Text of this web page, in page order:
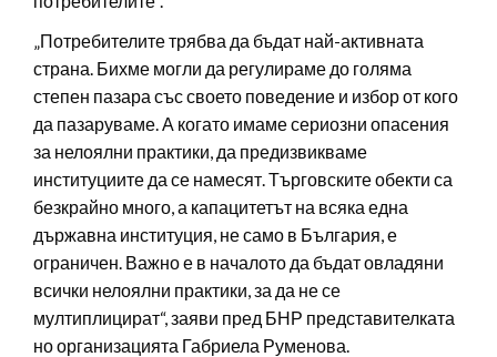
„Потребителите трябва да бъдат най-активната
страна. Бихме могли да регулираме до голяма
степен пазара със своето поведение и избор от кого
да пазаруваме. А когато имаме сериозни опасения
за нелоялни практики, да предизвикваме
институциите да се намесят. Търговските обекти са
безкрайно много, а капацитетът на всяка една
държавна институция, не само в България, е
ограничен. Важно е в началото да бъдат овладяни
всички нелоялни практики, за да не се
мултиплицират“, заяви пред БНР представителката
но организацията Габриела Руменова.